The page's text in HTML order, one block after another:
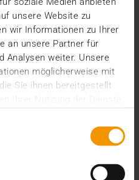
unsere Website zu
wir Informationen zu Ihrer
an unsere Partner für
Analysen weiter. Unsere
möglicherweise mit
Sie ihnen bereitgestellt